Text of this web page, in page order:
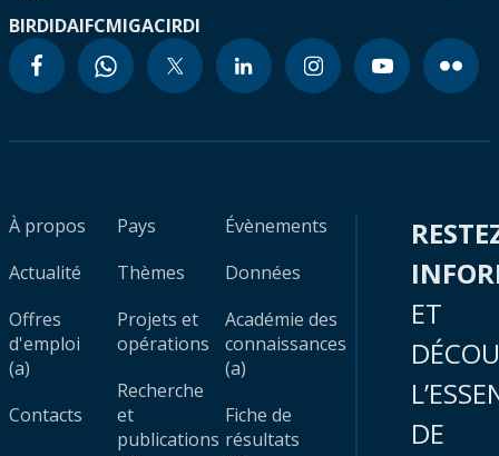
BIRDIDAIFCMIGACIRDI
À propos
Actualité
Offres
d'emploi
(a)
Contacts
Pays
Thèmes
Projets et
opérations
Recherche
et
publications
Évènements
Données
Académie des
connaissances
(a)
Fiche de
résultats
ET
DE